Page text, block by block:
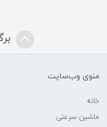
منوی وب‌سایت
خانه
ماشین سرعتی